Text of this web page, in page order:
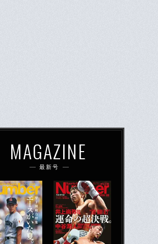
MAGAZINE
最新号